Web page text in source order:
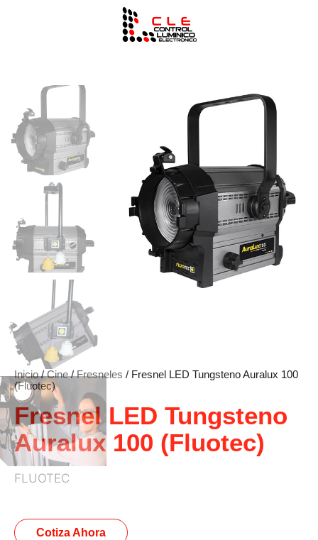
Inicio/Cine/Fresneles / Fresnel LED Tungsteno Auralux 100
(Fluotec)
Fresnel LED Tungsteno
Auralux 100 (Fluotec)
FLUOTEC
Cotiza Ahora